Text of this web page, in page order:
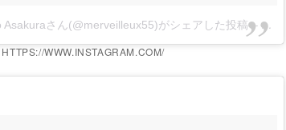
Asakuraさん(@merveilleux55)がシェアした投稿–
WWW.INSTAGRAM.COM/